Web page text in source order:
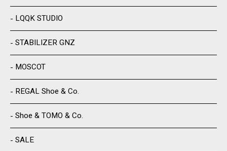
LQQK STUDIO
STABILIZER GNZ
MOSCOT
REGAL Shoe & Co.
Shoe & TOMO & Co.
SALE